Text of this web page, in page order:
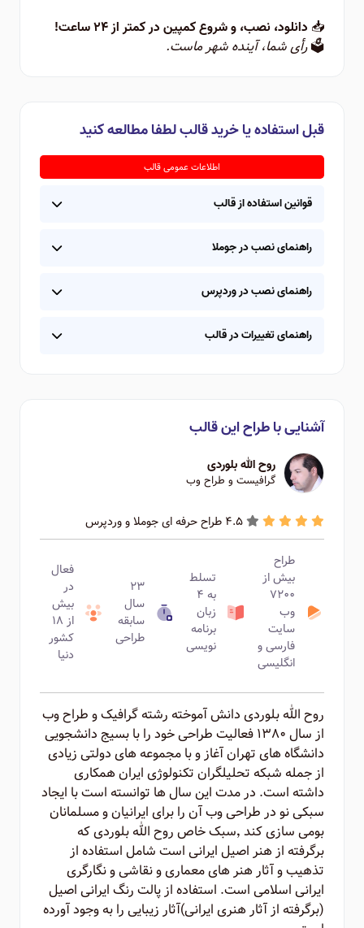
📥 دانلود، نصب، و شروع کمپین در کمتر از ۲۴ ساعت!
🗳️رأی شما، آینده شهر ماست.
قبل استفاده یا خرید قالب لطفا مطالعه کنید
اطلاعات عمومی قالب
قوانین استفاده از قالب
راهنمای نصب در جوملا
راهنمای نصب در وردپرس
راهنمای تغییرات در قالب
آشنایی با طراح این قالب
روح الله بلوردی
گرافیست و طراح وب
4.5 طراح حرفه ای جوملا و وردپرس
طراح
بیش از
۷۲۰۰
وب
سایت
فارسی و
انگلیسی
تسلط
به ۴
زبان
برنامه
نویسی
۲۳
سال
سابقه
طراحی
فعال
در
بیش
از ۱۸
کشور
دنیا
روح الله بلوردی دانش آموخته رشته گرافیک و طراح وب
از سال ۱۳۸۰ فعالیت طراحی خود را با بسیج دانشجویی
دانشگاه های تهران آغاز و با مجموعه های دولتی زیادی
از جمله شبکه تحلیلگران تکنولوژی ایران همکاری
داشته است. در مدت این سال ها توانسته است با ایجاد
سبکی نو در طراحی وب آن را برای ایرانیان و مسلمانان
بومی سازی کند ٬‌سبک خاص روح الله بلوردی که
برگرفته از هنر اصیل ایرانی است شامل استفاده از
تذهیب و آثار هنر های معماری و نقاشی و نگارگری
ایرانی اسلامی است. استفاده از پالت رنگ ایرانی اصیل
(برگرفته از آثار هنری ایرانی)‌آثار زیبایی را به وجود آورده